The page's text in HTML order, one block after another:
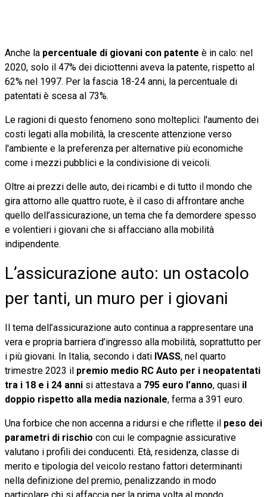
Anche la percentuale di giovani con patente è in calo: nel
2020, solo il 47% dei diciottenni aveva la patente, rispetto al
62% nel 1997. Per la fascia 18-24 anni, la percentuale di
patentati è scesa al 73%.
Le ragioni di questo fenomeno sono molteplici: l'aumento dei
costi legati alla mobilità, la crescente attenzione verso
l'ambiente e la preferenza per alternative più economiche
come i mezzi pubblici e la condivisione di veicoli.
Oltre ai prezzi delle auto, dei ricambi e di tutto il mondo che
gira attorno alle quattro ruote, è il caso di affrontare anche
quello dell’assicurazione, un tema che fa demordere spesso
e volentieri i giovani che si affacciano alla mobilità
indipendente.
L’assicurazione auto: un ostacolo
per tanti, un muro per i giovani
Il tema dell’assicurazione auto continua a rappresentare una
vera e propria barriera d’ingresso alla mobilità, soprattutto per
i più giovani. In Italia, secondo i dati IVASS, nel quarto
trimestre 2023 il premio medio RC Auto per i neopatentati
tra i 18 e i 24 anni si attestava a 795 euro l’anno, quasi il
doppio rispetto alla media nazionale, ferma a 391 euro.
Una forbice che non accenna a ridursi e che riflette il peso dei
parametri di rischio con cui le compagnie assicurative
valutano i profili dei conducenti. Età, residenza, classe di
merito e tipologia del veicolo restano fattori determinanti
nella definizione del premio, penalizzando in modo